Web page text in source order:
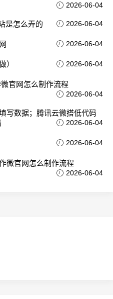
2026-06-04
是怎么弄的 2026-06-04
2026-06-04
） 2026-06-04
官网怎么制作流程
2026-06-04
写数据；腾讯云微搭低代码
2026-06-04
2026-06-04
微官网怎么制作流程
2026-06-04